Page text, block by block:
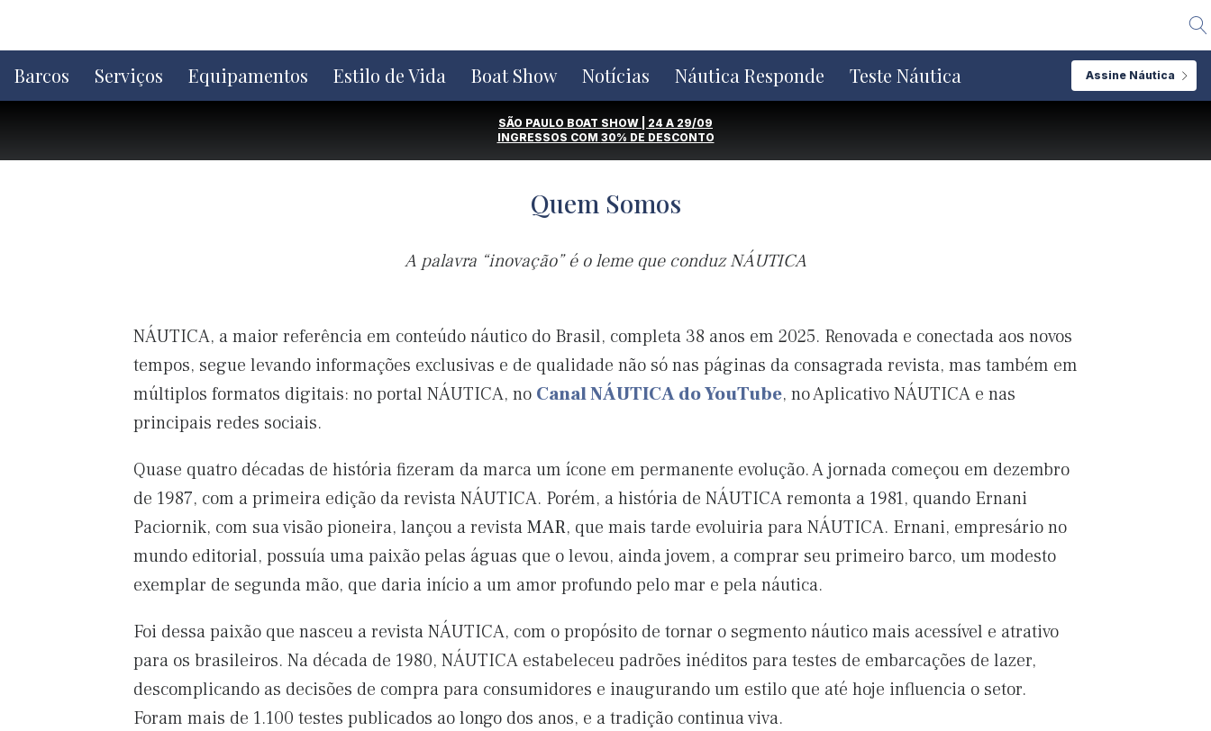
o
conteúdo
Barcos Serviços Equipamentos Estilo de Vida Boat Show Notícias Náutica Responde Teste Náutica Assine Náutica
SÃO PAULO BOAT SHOW | 24 A 29/09
INGRESSOS COM 30% DE DESCONTO
Quem Somos
A palavra “inovação” é o leme que conduz NÁUTICA
NÁUTICA, a maior referência em conteúdo náutico do Brasil, completa 38 anos em 2025. Renovada e conectada aos novos
tempos, segue levando informações exclusivas e de qualidade não só nas páginas da consagrada revista, mas também em
múltiplos formatos digitais: no portal NÁUTICA, no Canal NÁUTICA do YouTube, no Aplicativo NÁUTICA e nas
principais redes sociais.
Quase quatro décadas de história fizeram da marca um ícone em permanente evolução. A jornada começou em dezembro
de 1987, com a primeira edição da revista NÁUTICA. Porém, a história de NÁUTICA remonta a 1981, quando Ernani
Paciornik, com sua visão pioneira, lançou a revistaMAR, que mais tarde evoluiria para NÁUTICA. Ernani, empresário no
mundo editorial, possuía uma paixão pelas águas que o levou, ainda jovem, a comprar seu primeiro barco, um modesto
exemplar de segunda mão, que daria início a um amor profundo pelo mar e pela náutica.
Foi dessa paixão que nasceu a revista NÁUTICA, com o propósito de tornar o segmento náutico mais acessível e atrativo
para os brasileiros. Na década de 1980, NÁUTICA estabeleceu padrões inéditos para testes de embarcações de lazer,
descomplicando as decisões de compra para consumidores e inaugurando um estilo que até hoje influencia o setor.
Foram mais de 1.100 testes publicados ao longo dos anos, e a tradição continua viva.